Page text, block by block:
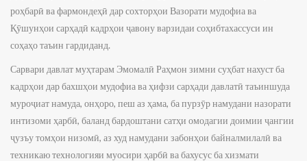
роҳбарӣ ва фармондеҳӣ дар сохторҳои Вазорати мудофиа ва
Қӯшунҳои сарҳадӣ кадрҳои ҷавону варзидаи соҳибтахассуси ин
соҳаҳо таъин гардиданд.
Сарвари давлат муҳтарам Эмомалӣ Раҳмон зимни суҳбат нахуст ба
кадрҳои дар бахшҳои мудофиа ва ҳифзи сарҳади давлатӣ таъиншуда
муроҷиат намуда, онҳоро, пеш аз ҳама, ба пурзӯр намудани назорати
интизоми ҳарбӣ, баланд бардоштани сатҳи омодагии доимии ҷангии
ҷузъу томҳои низомӣ, аз худ намудани забонҳои байналмилалӣ ва
техникаю технологияи муосири ҳарбӣ ва бахусус ба хизмати